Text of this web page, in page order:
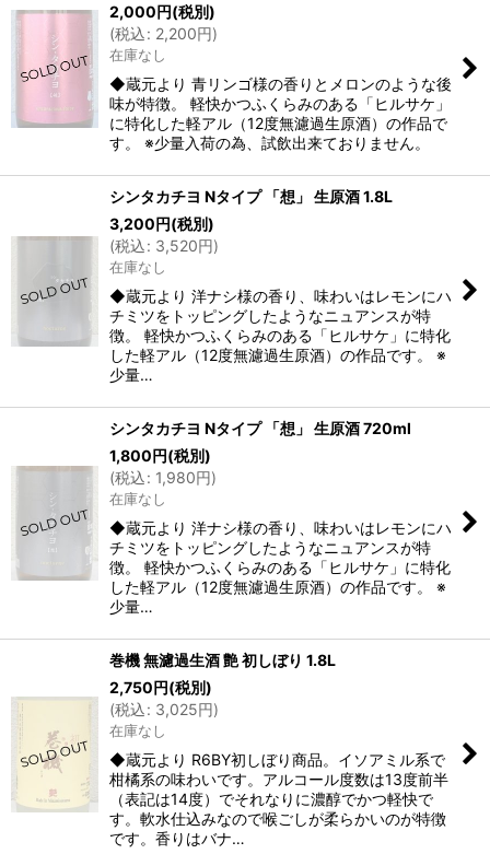
2,000円(税別)
(税込: 2,200円)
在庫なし
◆蔵元より 青リンゴ様の香りとメロンのような後
味が特徴。 軽快かつふくらみのある「ヒルサケ」
に特化した軽アル（12度無濾過生原酒）の作品で
す。 ※少量入荷の為、試飲出来ておりません。
シンタカチヨ Nタイプ 「想」 生原酒 1.8L
3,200円(税別)
(税込: 3,520円)
在庫なし
◆蔵元より 洋ナシ様の香り、味わいはレモンにハ
チミツをトッピングしたようなニュアンスが特
徴。 軽快かつふくらみのある「ヒルサケ」に特化
した軽アル（12度無濾過生原酒）の作品です。 ※
少量…
シンタカチヨ Nタイプ 「想」 生原酒 720ml
1,800円(税別)
(税込: 1,980円)
在庫なし
◆蔵元より 洋ナシ様の香り、味わいはレモンにハ
チミツをトッピングしたようなニュアンスが特
徴。 軽快かつふくらみのある「ヒルサケ」に特化
した軽アル（12度無濾過生原酒）の作品です。 ※
少量…
巻機 無濾過生酒 艶 初しぼり 1.8L
2,750円(税別)
(税込: 3,025円)
在庫なし
◆蔵元より R6BY初しぼり商品。イソアミル系で
柑橘系の味わいです。アルコール度数は13度前半
（表記は14度）でそれなりに濃醇でかつ軽快で
す。軟水仕込みなので喉ごしが柔らかいのが特徴
です。香りはバナ…